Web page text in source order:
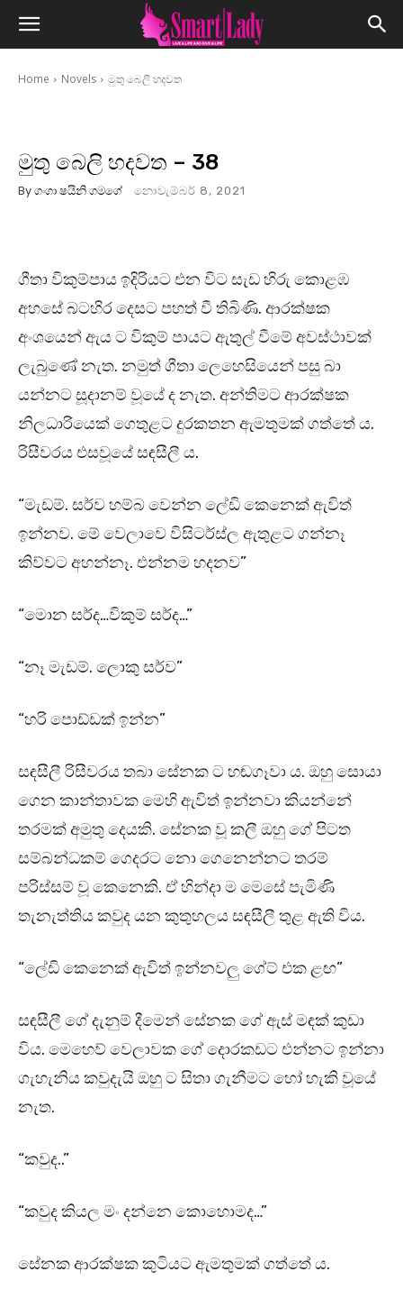
Home Novels මුතු බෙලි හදවත
මුතු බෙලි හදවත – 38
By ගංගා ෂයිනි ගමගේ නොවැම්බර් 8, 2021
ගීතා විකුම්පාය ඉදිරියට එන විට සැඩ හිරු කොළඹ
අහසේ බටහිර දෙසට පහත් වී තිබිණි. ආරක්ෂක
අංශයෙන් ඇය ට විකුම් පායට ඇතුල් වීමේ අවස්ථාවක්
ලැබුණේ නැත. නමුත් ගීතා ලෙහෙසියෙන් පසු බා
යන්නට සූදානම් වූයේ ද නැත. අන්තිමට ආරක්ෂක
නිලධාරියෙක් ගෙතුළට දුරකතන ඇමතුමක් ගත්තේ ය.
රිසීවරය එසවූයේ සඳසීලී ය.
“මැඩම්. සර්ව හම්බ වෙන්න ලේඩි කෙනෙක් ඇවිත්
ඉන්නව. මේ වෙලාවෙ විසිටර්ස්ල ඇතුළට ගන්නෑ
කිව්වට අහන්නෑ. එන්නම හදනව”
“මොන සර්ද…විකුම් සර්ද…”
“නෑ මැඩම්. ලොකු සර්ව”
“හරි පොඩ්ඩක් ඉන්න”
සඳසීලී රිසීවරය තබා සේනක ට හඬගෑවා ය. ඔහු සොයා
ගෙන කාන්තාවක මෙහි ඇවිත් ඉන්නවා කියන්නේ
තරමක් අමුතු දෙයකි. සේනක වූ කලී ඔහු ගේ පිටත
සම්බන්ධකම් ගෙදරට නො ගෙනෙන්නට තරම්
පරිස්සම් වූ කෙනෙකි. ඒ හින්දා ම මෙසේ පැමිණි
තැනැත්තිය කවුද යන කුතුහලය සඳසීලී තුළ ඇති විය.
“ලේඩි කෙනෙක් ඇවිත් ඉන්නවලු ගේට් එක ළඟ”
සඳසීලී ගේ දැනුම් දීමෙන් සේනක ගේ ඇස් මඳක් කුඩා
විය. මෙහෙව් වෙලාවක ගේ දොරකඩට එන්නට ඉන්නා
ගැහැනිය කවුදැයි ඔහු ට සිතා ගැනීමට හෝ හැකි වූයේ
නැත.
“කවුද..”
“කවුද කියල මං දන්නෙ කොහොමද…”
සේනක ආරක්ෂක කුටියට ඇමතුමක් ගත්තේ ය.